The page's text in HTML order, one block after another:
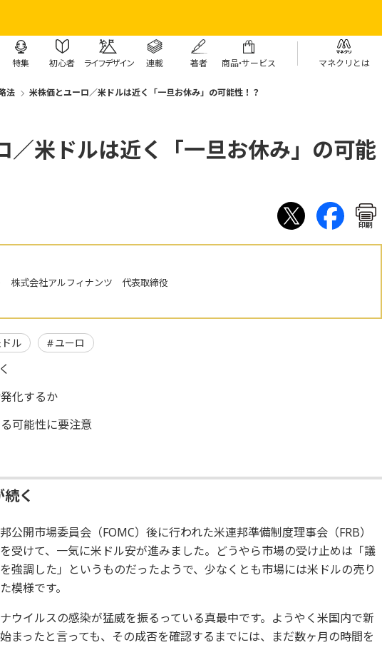
特集 初心者 ライフデザイン 連載 著者 商品・サービス マネクリとは
法 米株価とユーロ／米ドルは近く「一旦お休み」の可能性！？
／米ドルは近く「一旦お休み」の可能
印刷
株式会社アルフィナンツ 代表取締役
ル ユーロ
化するか
可能性に要注意
く
公開市場委員会（FOMC）後に行われた米連邦準備制度理事会（FRB）
受けて、一気に米ドル安が進みました。どうやら市場の受け止めは「議
強調した」というものだったようで、少なくとも市場には米ドルの売り
模様です。
ウイルスの感染が猛威を振るっている真最中です。ようやく米国内で新
まったと言っても、その成否を確認するまでには、まだ数ヶ月の時間を